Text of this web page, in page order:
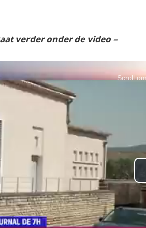
verder onder de video –
Scroll